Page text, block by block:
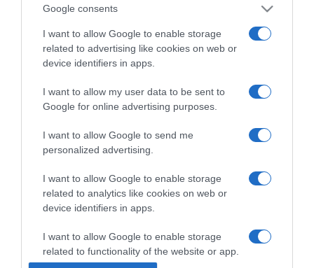
Google consents
I want to allow Google to enable storage
related to advertising like cookies on web or
device identifiers in apps.
I want to allow my user data to be sent to
Google for online advertising purposes.
I want to allow Google to send me
personalized advertising.
I want to allow Google to enable storage
related to analytics like cookies on web or
device identifiers in apps.
I want to allow Google to enable storage
related to functionality of the website or app.
GULLIVER S3 EP67
Tenuta Sticciano - Cosa c'è di più vicino al sogno se non il fascino di viaggiare, di raggiungere mete, di affacciarsi a mondi e genti non ancora svelati: proprio come nei fantastici viaggi di Gulliver! Condotto da Stefano Ribaldi, i luoghi vicini o lontani, i loro costumi, le loro specialità per avvicinarvi alle vacanze future.
ANDATA E RITORNO S1 EP089